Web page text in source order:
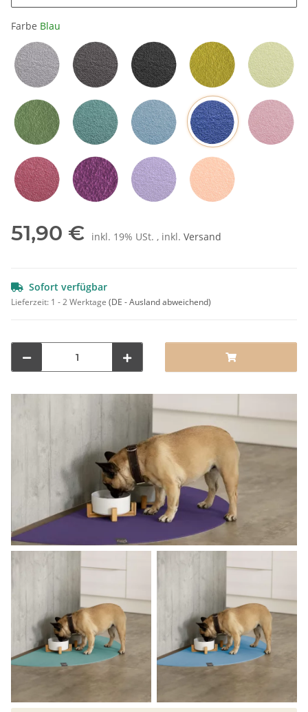
Farbe Blau
Hellgrau Grau Schwarz Mangogelb Grün
Olivgrün Petrol Hellblau Blau
51,90 € inkl. 19% USt. , inkl. Versand
Sofort verfügbar
Lieferzeit: 1 - 2 Werktage (DE - Ausland abweichend)